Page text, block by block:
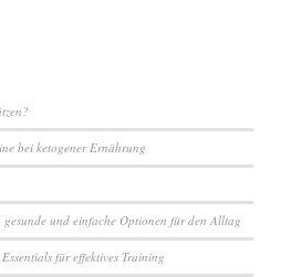
bei ketogener Ernährung
gesunde und einfache Optionen für den Alltag
für effektives Training